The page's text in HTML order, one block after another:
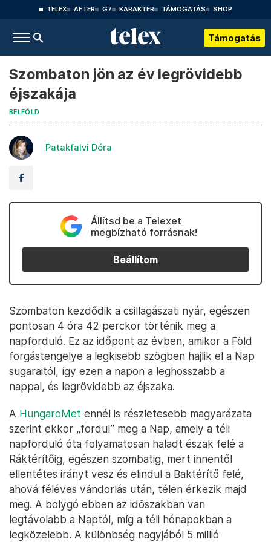
TELEX AFTER G7 KARAKTER TÁMOGATÁS SHOP
Támogatás
Szombaton jön az év legrövidebb
éjszakája
BELFÖLD
Patakfalvi Dóra
Állítsd be a Telexet
megbízható forrásnak!
Beállítom
Szombaton kezdődik a csillagászati nyár, egészen
pontosan 4 óra 42 perckor történik meg a
napforduló. Ez az időpont az évben, amikor a Föld
forgástengelye a legkisebb szögben hajlik el a Nap
sugaraitól, így ezen a napon a leghosszabb a
nappal, és legrövidebb az éjszaka.
A HungaroMet ennél is részletesebb magyarázata
szerint ekkor „fordul” meg a Nap, amely a téli
napforduló óta folyamatosan haladt észak felé a
Ráktérítőig, egészen szombatig, mert innentől
ellentétes irányt vesz és elindul a Baktérítő felé,
ahová féléves vándorlás után, télen érkezik majd
meg. A bolygó ebben az időszakban van
legtávolabb a Naptól, míg a téli hónapokban a
legközelebb. A különbség nagyjából 5 millió